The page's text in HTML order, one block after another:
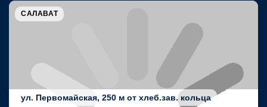
САЛАВАТ
ул. Первомайская, 250 м от хлеб.зав. кольца